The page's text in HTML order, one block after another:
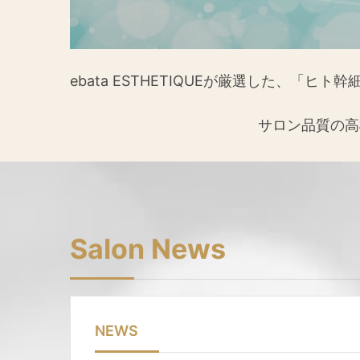
ebata ESTHETIQUEが厳選した、「ヒト幹
サロン品質の
Salon News
NEWS